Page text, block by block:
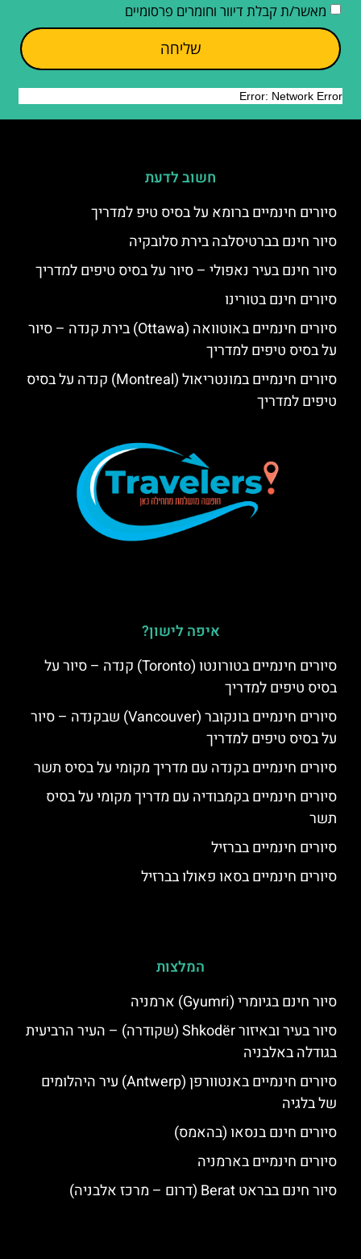
מאשר/ת קבלת דיוור וחומרים פרסומיים
שליחה
חשוב לדעת
סיורים חינמיים ברומא על בסיס טיפ למדריך
סיור חינם בברטיסלבה בירת סלובקיה
סיור חינם בעיר נאפולי – סיור על בסיס טיפים למדריך
סיורים חינם בטורינו
סיורים חינמיים באוטוואה (Ottawa) בירת קנדה – סיור
על בסיס טיפים למדריך
סיורים חינמיים במונטריאול (Montreal) קנדה על בסיס
טיפים למדריך
איפה לישון?
סיורים חינמיים בטורונטו (Toronto) קנדה – סיור על
בסיס טיפים למדריך
סיורים חינמיים בונקובר (Vancouver) שבקנדה – סיור
על בסיס טיפים למדריך
סיורים חינמיים בקנדה עם מדריך מקומי על בסיס תשר
סיורים חינמיים בקמבודיה עם מדריך מקומי על בסיס
תשר
סיורים חינמיים בברזיל
סיורים חינמיים בסאו פאולו בברזיל
המלצות
סיור חינם בגיומרי (Gyumri) ארמניה
סיור בעיר ובאיזור Shkodër (שקודרה) – העיר הרביעית
בגודלה באלבניה
סיורים חינמיים באנטוורפן (Antwerp) עיר היהלומים
של בלגיה
סיורים חינם בנסאו (בהאמס)
סיורים חינמיים בארמניה
סיור חינם בבראט Berat (דרום – מרכז אלבניה)